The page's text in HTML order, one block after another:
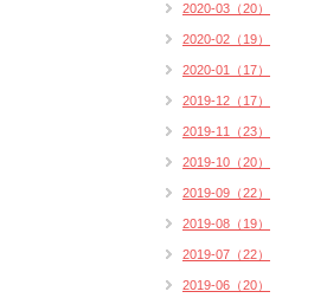
2020-03（20）
2020-02（19）
2020-01（17）
2019-12（17）
2019-11（23）
2019-10（20）
2019-09（22）
2019-08（19）
2019-07（22）
2019-06（20）